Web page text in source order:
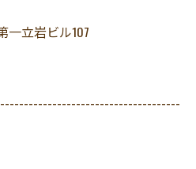
一立岩ビル107